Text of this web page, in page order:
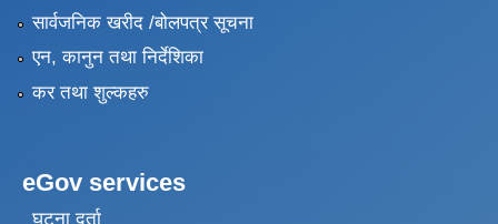
सार्वजनिक खरीद /बोलपत्र सूचना
एन, कानुन तथा निर्देशिका
कर तथा शुल्कहरु
eGov services
घटना दर्ता